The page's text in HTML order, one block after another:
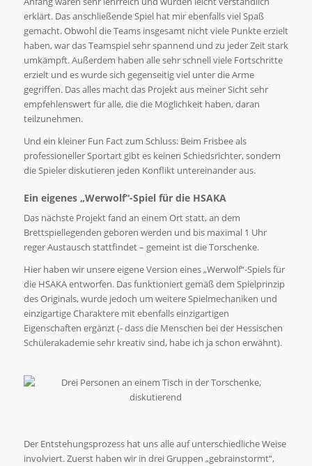
erklärt. Das anschließende Spiel hat mir ebenfalls viel Spaß
gemacht. Obwohl die Teams insgesamt nicht viele Punkte erzielt
haben, war das Teamspiel sehr spannend und zu jeder Zeit stark
umkämpft. Außerdem haben alle sehr schnell viele Fortschritte
erzielt und es wurde sich gegenseitig viel unter die Arme
gegriffen. Das alles macht das Projekt aus meiner Sicht sehr
empfehlenswert für alle, die die Möglichkeit haben, daran
teilzunehmen.
Und ein kleiner Fun Fact zum Schluss: Beim Frisbee als
professioneller Sportart gibt es keinen Schiedsrichter, sondern
die Spieler diskutieren jeden Konflikt untereinander aus.
Ein eigenes „Werwolf“-Spielfür die HSAKA
Das nächste Projekt fand an einem Ort statt, an dem
Brettspiellegenden geboren werden und bis maximal 1 Uhr
reger Austausch stattfindet – gemeint ist die Torschenke.
Hier haben wir unsere eigene Version eines „Werwolf“-Spiels für
die HSAKA entworfen. Das funktioniert gemäß dem Spielprinzip
des Originals, wurde jedoch um weitere Spielmechaniken und
einzigartige Charaktere mit ebenfalls einzigartigen
Eigenschaften ergänzt (- dass die Menschen bei der Hessischen
Schülerakademie sehr kreativ sind, habe ich ja schon erwähnt).
Der Entstehungsprozess hat uns alle auf unterschiedliche Weise
involviert. Zuerst haben wir in drei Gruppen „gebrainstormt“,